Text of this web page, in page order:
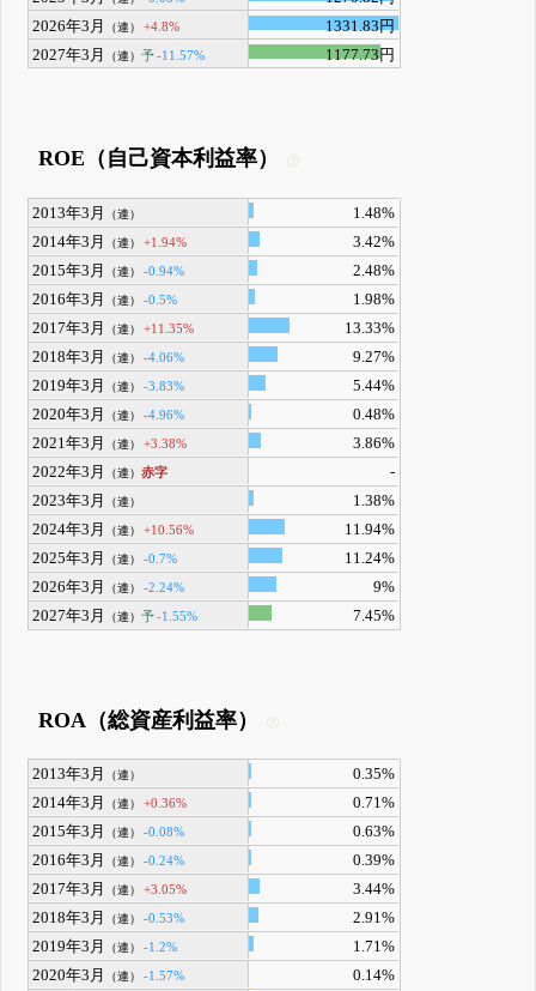
2026年3月
（連） +4.8%
1331.83円
2027年3月
（連）予-11.57% 1177.73円
ROE（自己資本利益率）
2013年3月 （連）
1.48%
2014年3月
（連） +1.94%
3.42%
2015年3月
（連） -0.94%
2.48%
2016年3月
（連） -0.5%
1.98%
2017年3月
（連） +11.35%
13.33%
2018年3月
（連） -4.06%
9.27%
2019年3月
（連） -3.83%
5.44%
2020年3月
（連） -4.96%
0.48%
2021年3月
（連） +3.38%
3.86%
2022年3月
（連）赤字
-
2023年3月
（連）
1.38%
2024年3月
（連） +10.56%
11.94%
2025年3月
（連） -0.7%
11.24%
2026年3月
（連） -2.24%
9%
2027年3月
（連）予-1.55% 7.45%
ROA（総資産利益率）
2013年3月 （連）
0.35%
2014年3月
（連） +0.36%
0.71%
2015年3月
（連） -0.08%
0.63%
2016年3月
（連） -0.24%
0.39%
2017年3月
（連） +3.05%
3.44%
2018年3月
（連） -0.53%
2.91%
2019年3月
（連） -1.2%
1.71%
2020年3月
（連） -1.57%
0.14%